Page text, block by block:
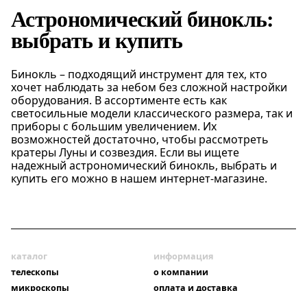
Астрономический бинокль:
выбрать и купить
Бинокль – подходящий инструмент для тех, кто
хочет наблюдать за небом без сложной настройки
оборудования. В ассортименте есть как
светосильные модели классического размера, так и
приборы с большим увеличением. Их
возможностей достаточно, чтобы рассмотреть
кратеры Луны и созвездия. Если вы ищете
надежный астрономический бинокль, выбрать и
купить его можно в нашем интернет-магазине.
каталог
телескопы
микроскопы
информация
о компании
оплата и доставка